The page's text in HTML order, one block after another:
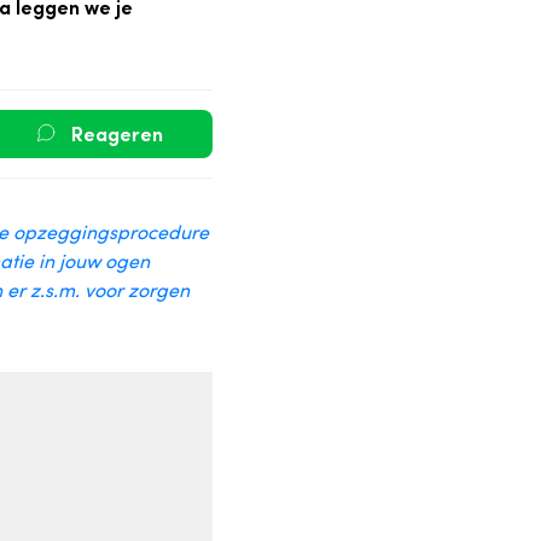
leggen we je
Reageren
opzeggingsprocedure
in jouw ogen
z.s.m. voor zorgen